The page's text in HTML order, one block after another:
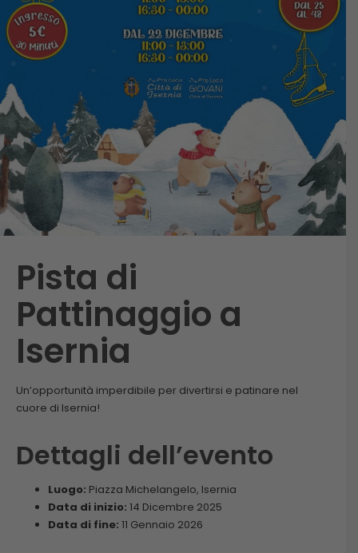
Pista di
Pattinaggio a
Isernia
Un’opportunità imperdibile per divertirsi e patinare nel
cuore di Isernia!
Dettagli dell’evento
Luogo: Piazza Michelangelo, Isernia
Data di inizio: 14 Dicembre 2025
Data di fine: 11 Gennaio 2026